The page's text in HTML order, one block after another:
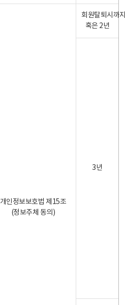
개인정보보호법 제15조
(정보주체 동의)
회원탈퇴시까
혹은 2년
3년